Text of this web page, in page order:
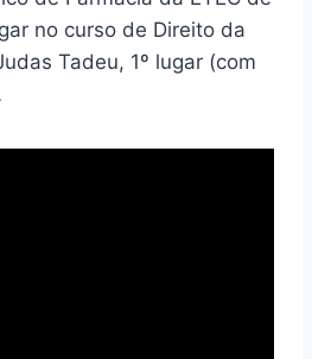
no curso de Direito da
Tadeu, 1º lugar (com